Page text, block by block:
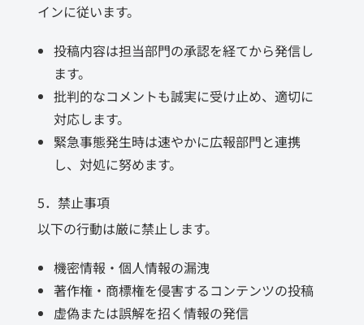
インに従います。
投稿内容は担当部門の承認を経てから発信し
ます。
批判的なコメントも誠実に受け止め、適切に
対応します。
緊急事態発生時は速やかに広報部門と連携
し、対処に努めます。
5．禁止事項
以下の行動は厳に禁止します。
機密情報・個人情報の漏洩
著作権・商標権を侵害するコンテンツの投稿
虚偽または誤解を招く情報の発信